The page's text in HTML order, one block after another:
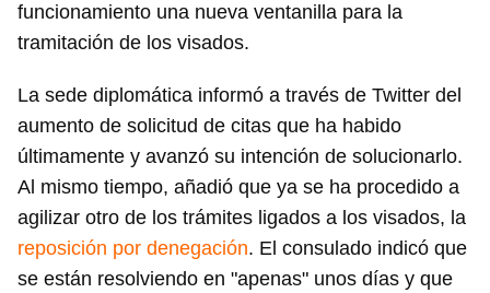
funcionamiento una nueva ventanilla para la
tramitación de los visados.
La sede diplomática informó a través de Twitter del
aumento de solicitud de citas que ha habido
últimamente y avanzó su intención de solucionarlo.
Al mismo tiempo, añadió que ya se ha procedido a
agilizar otro de los trámites ligados a los visados, la
reposición por denegación. El consulado indicó que
se están resolviendo en "apenas" unos días y que